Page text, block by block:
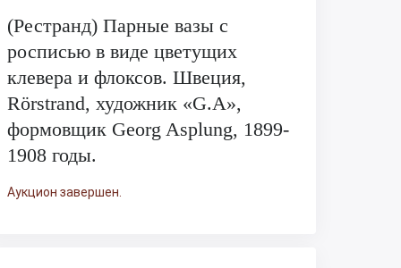
(Рестранд) Парные вазы с
росписью в виде цветущих
клевера и флоксов. Швеция,
Rörstrand, художник «G.A»,
формовщик Georg Asplung, 1899-
1908 годы.
Аукцион завершен.